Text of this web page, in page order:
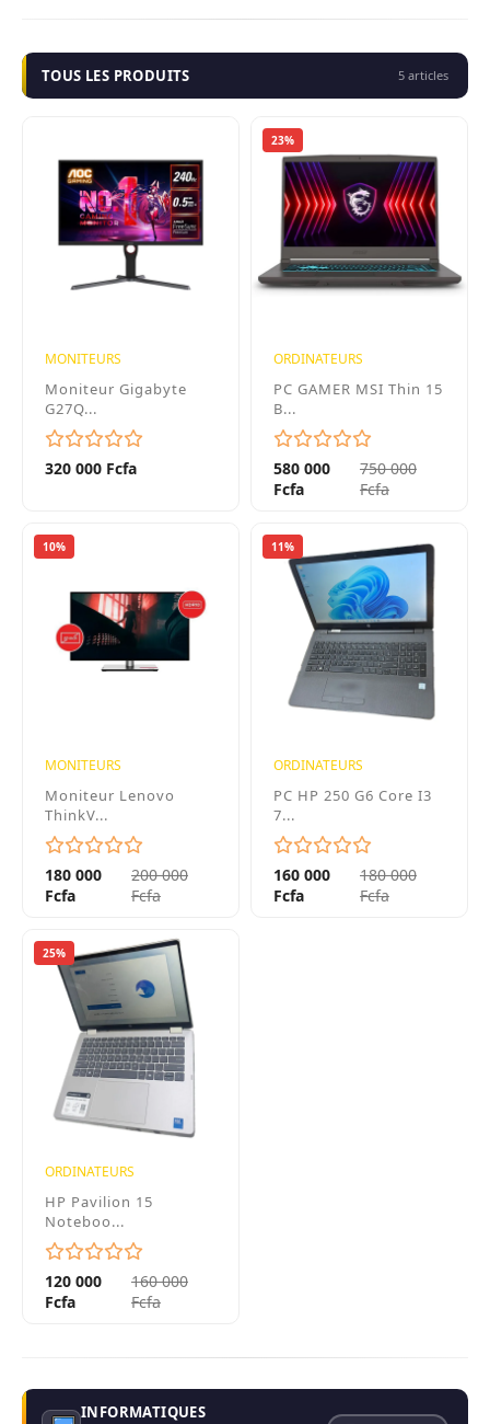
TOUS LES PRODUITS 5 articles
MONITEURS
Moniteur Gigabyte
G27Q...
320 000 Fcfa
23%
ORDINATEURS
PC GAMER MSI Thin 15
B...
580 000
Fcfa
750 000
Fcfa
10%
MONITEURS
Moniteur Lenovo
ThinkV...
180 000
Fcfa
200 000
Fcfa
11%
ORDINATEURS
PC HP 250 G6 Core I3
7...
160 000
Fcfa
180 000
Fcfa
25%
ORDINATEURS
HP Pavilion 15
Noteboo...
120 000
Fcfa
160 000
Fcfa
INFORMATIQUES